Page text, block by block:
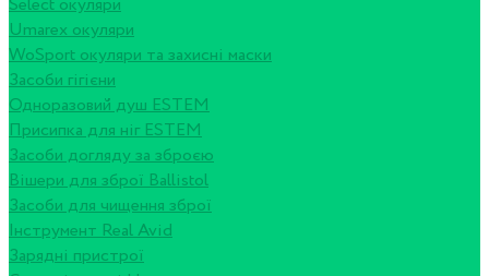
Select окуляри
Umarex окуляри
WoSport окуляри та захисні маски
Засоби гігієни
Одноразовий душ ESTEM
Присипка для ніг ESTEM
Засоби догляду за зброєю
Вішери для зброї Ballistol
Засоби для чищення зброї
Інструмент Real Avid
Зарядні пристрої